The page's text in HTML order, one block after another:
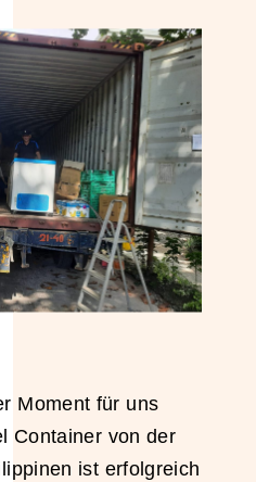
Moment für uns
Container von der
ist erfolgreich